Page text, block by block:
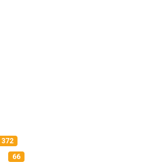
372
66